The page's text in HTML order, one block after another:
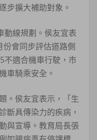
步擴大補助對象。
動線規劃。侯友宜表
會同步評估道路側
不適合機車行駛，市
車騎乘安全。
。侯友宜表示，「生
斷具傳染力的疾病，
與宣導。教育局長張